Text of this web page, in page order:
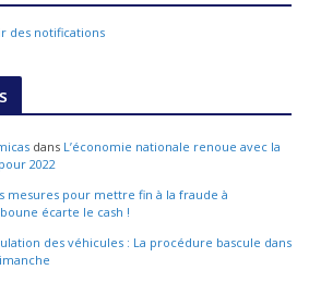
des notifications
dans L’économie nationale renoue avec la
2022
mesures pour mettre fin à la fraude à
écarte le cash !
des véhicules : La procédure bascule dans